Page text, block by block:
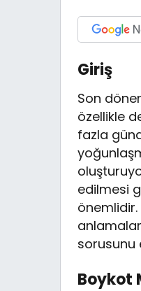
Giriş
Son
özellikle
fazla
edilmesi
anlamalar
sorusunu
Boykot